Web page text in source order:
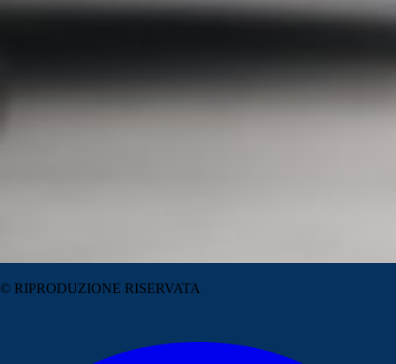
© RIPRODUZIONE RISERVATA